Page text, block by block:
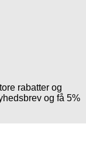
rabatter og
og få 5%